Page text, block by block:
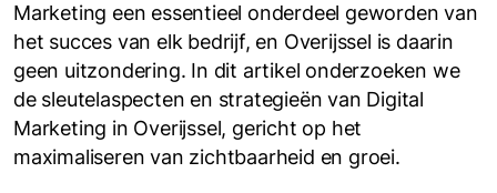
Marketing een essentieel onderdeel geworden van
het succes van elk bedrijf, en Overijssel is daarin
geen uitzondering. In dit artikel onderzoeken we
de sleutelaspecten en strategieën van Digital
Marketing in Overijssel, gericht op het
maximaliseren van zichtbaarheid en groei.